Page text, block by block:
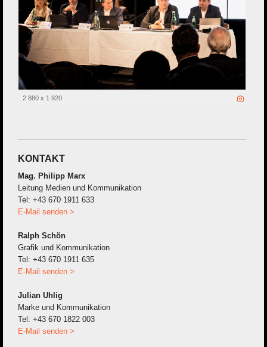
2 880 x 1 920
KONTAKT
Mag. Philipp Marx
Leitung Medien und Kommunikation
Tel: +43 670 1911 633
E-Mail senden >
Ralph Schön
Grafik und Kommunikation
Tel: +43 670 1911 635
E-Mail senden >
Julian Uhlig
Marke und Kommunikation
Tel: +43 670 1822 003
E-Mail senden >